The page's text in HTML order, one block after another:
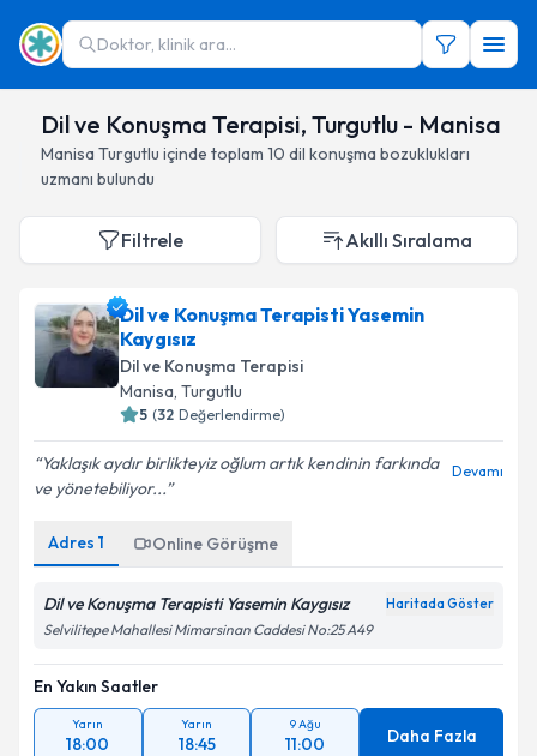
Doktor, klinik ara...
Dil ve Konuşma Terapisi, Turgutlu - Manisa
Manisa Turgutlu içinde toplam 10 dil konuşma bozuklukları
uzmanı bulundu
Filtrele Akıllı Sıralama
Dil ve Konuşma Terapisti Yasemin
Kaygısız
Dil ve Konuşma Terapisi
Manisa, Turgutlu
5 (32 Değerlendirme)
Yaklaşık aydır birlikteyiz oğlum artık kendinin farkında
ve yönetebiliyor...
Devamı
Adres 1 Online Görüşme
Dil ve Konuşma Terapisti Yasemin Kaygısız Haritada Göster
Selvilitepe Mahallesi Mimarsinan Caddesi No:25 A49
En Yakın Saatler
Yarın
18:00
Yarın
18:45
9 Ağu
11:00 Daha Fazla